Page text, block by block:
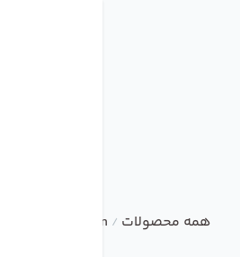
همه محصولات /
ebm